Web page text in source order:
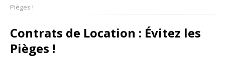
Pièges !
Contrats de Location : Évitez les
Pièges !